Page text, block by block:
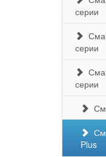
серии
серии
серии
Plus